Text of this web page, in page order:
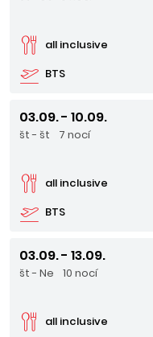
BTS
all inclusive
03.09. - 10.09.
št - št 7 nocí
BTS
all inclusive
03.09. - 13.09.
št - Ne 10 nocí
all inclusive